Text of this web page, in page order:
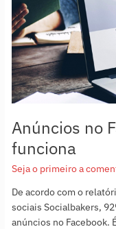
Anúncios no
funciona
Seja o primeiro a
De acordo com o
sociais Socialbakers,
anúncios no Facebook.
funciona